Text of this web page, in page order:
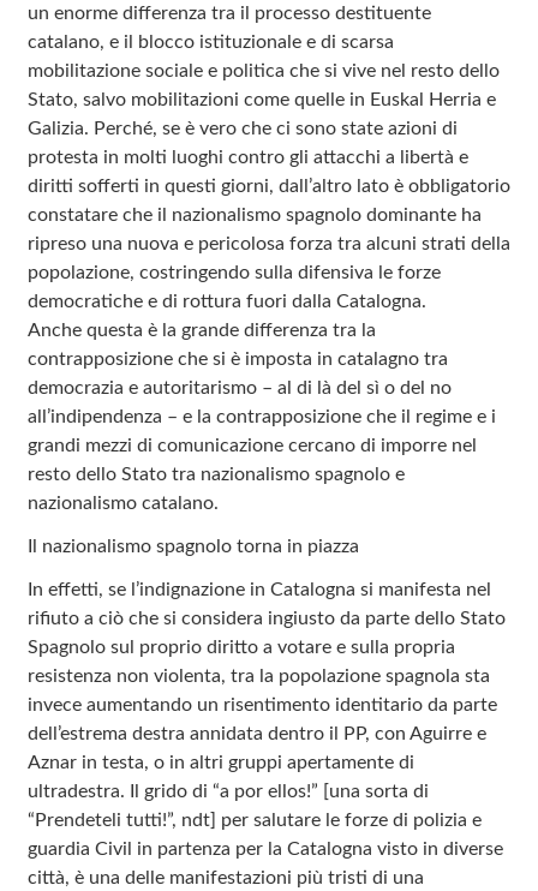
un enorme differenza tra il processo destituente
catalano, e il blocco istituzionale e di scarsa
mobilitazione sociale e politica che si vive nel resto dello
Stato, salvo mobilitazioni come quelle in Euskal Herria e
Galizia. Perché, se è vero che ci sono state azioni di
protesta in molti luoghi contro gli attacchi a libertà e
diritti sofferti in questi giorni, dall’altro lato è obbligatorio
constatare che il nazionalismo spagnolo dominante ha
ripreso una nuova e pericolosa forza tra alcuni strati della
popolazione, costringendo sulla difensiva le forze
democratiche e di rottura fuori dalla Catalogna.
Anche questa è la grande differenza tra la
contrapposizione che si è imposta in catalagno tra
democrazia e autoritarismo – al di là del sì o del no
all’indipendenza – e la contrapposizione che il regime e i
grandi mezzi di comunicazione cercano di imporre nel
resto dello Stato tra nazionalismo spagnolo e
nazionalismo catalano.
Il nazionalismo spagnolo torna in piazza
In effetti, se l’indignazione in Catalogna si manifesta nel
rifiuto a ciò che si considera ingiusto da parte dello Stato
Spagnolo sul proprio diritto a votare e sulla propria
resistenza non violenta, tra la popolazione spagnola sta
invece aumentando un risentimento identitario da parte
dell’estrema destra annidata dentro il PP, con Aguirre e
Aznar in testa, o in altri gruppi apertamente di
ultradestra. Il grido di “a por ellos!” [una sorta di
“Prendeteli tutti!”, ndt] per salutare le forze di polizia e
guardia Civil in partenza per la Catalogna visto in diverse
città, è una delle manifestazioni più tristi di una